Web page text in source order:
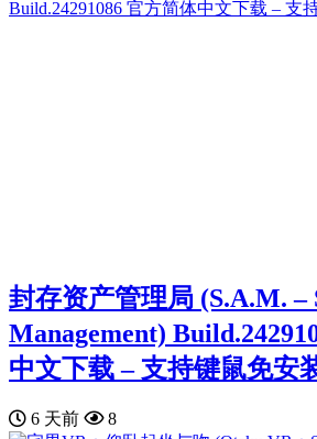
封存资产管理局 (S.A.M. –
Management)
中文下载 – 支持键鼠免安
6 天前 8